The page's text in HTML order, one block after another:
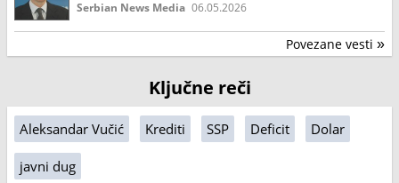
Serbian News Media 06.05.2026
Povezane vesti »
Ključne reči
Aleksandar Vučić Krediti SSP Deficit Dolar
javni dug